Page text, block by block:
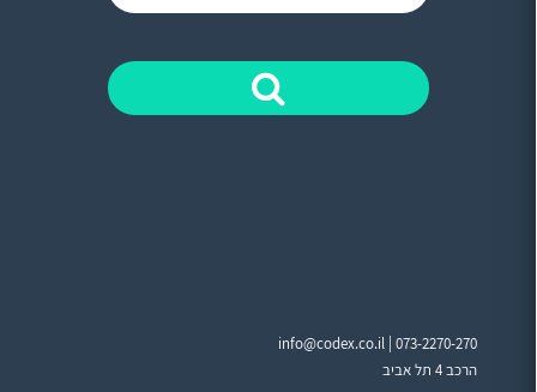
info@codex.co.il |073-2270-270
הרכב 4 תל אביב